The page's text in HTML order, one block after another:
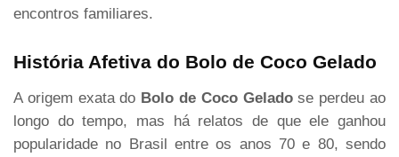
encontros familiares.
História Afetiva do Bolo de Coco Gelado
A origem exata do Bolo de Coco Geladose perdeu ao
longo do tempo, mas há relatos de que ele ganhou
popularidade no Brasil entre os anos 70 e 80, sendo